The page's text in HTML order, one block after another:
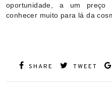
oportunidade, a um preço
conhecer muito para lá da
SHARE TWEET